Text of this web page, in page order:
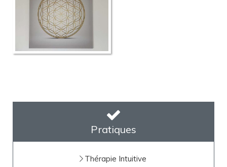
Pratiques
Thérapie Intuitive